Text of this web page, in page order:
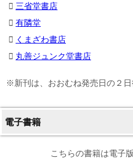
三省堂書店
有隣堂
くまざわ書店
丸善ジュンク堂書店
※新刊は、おおむね発売日の２
電子書籍
こちらの書籍は電子